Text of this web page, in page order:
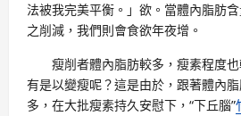
法被我完美平衡。」欲。當體內脂肪
之削減，我們則會食欲年夜增。
瘦削者體內脂肪較多，瘦素程度
有是以變瘦呢？這是由於，跟著體內
多，在大批瘦素持久安慰下，“下丘腦”